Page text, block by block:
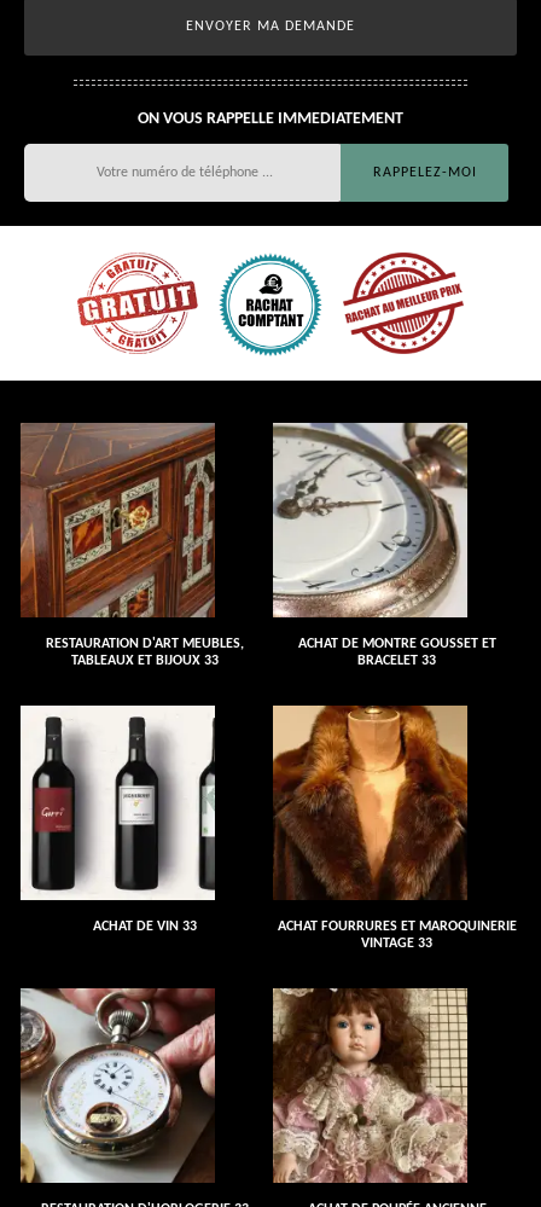
ON VOUS RAPPELLE IMMEDIATEMENT
RESTAURATION D'ART MEUBLES,
TABLEAUX ET BIJOUX 33
ACHAT DE MONTRE GOUSSET ET
BRACELET 33
ACHAT DE VIN 33
ACHAT FOURRURES ET MAROQUINERIE
VINTAGE 33